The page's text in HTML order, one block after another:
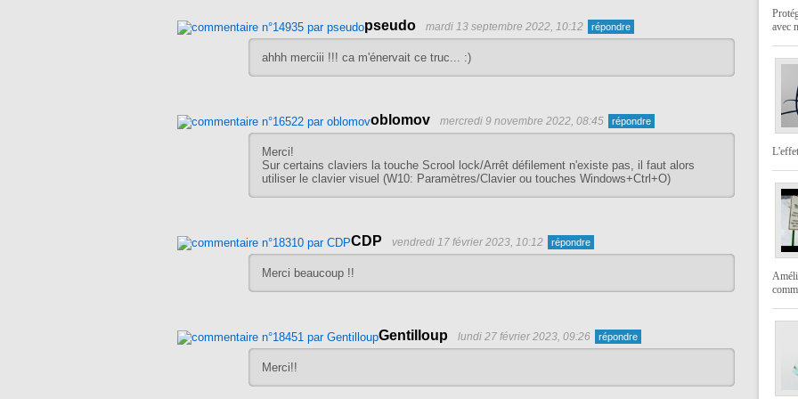
pseudo mardi 13 septembre 2022, 10:12
ahhh merciii !!! ca m'énervait ce truc... :)
oblomov mercredi 9 novembre 2022, 08:45
Merci!
Sur certains claviers la touche Scrool lock/Arrêt défilement n'existe pas, il faut alors
utiliser le clavier visuel (W10: Paramètres/Clavier ou touches Windows+Ctrl+O)
CDP vendredi 17 février 2023, 10:12
Merci beaucoup !!
Gentilloup lundi 27 février 2023, 09:26
Merci!!
avec